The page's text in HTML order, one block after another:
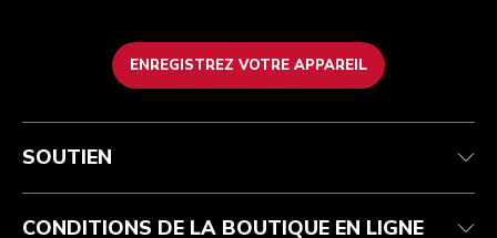
ENREGISTREZ VOTRE APPAREIL
Service après-vente
Contactez-nous
Réparation autorisée
Résidents du Québec
Conditions d’utilisation
Retours et remboursements
Aide relative au produit
La marque
Affiliation
SOUTIEN
CONDITIONS DE LA BOUTIQUE EN LIGNE